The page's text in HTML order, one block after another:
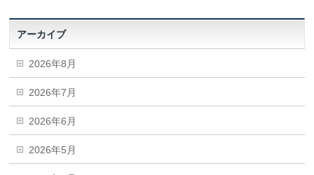
アーカイブ
2026年8月
2026年7月
2026年6月
2026年5月